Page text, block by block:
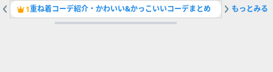
1重ね着コーデ紹介・かわいい&かっこいいコーデまとめ 2異界の
もっとみる